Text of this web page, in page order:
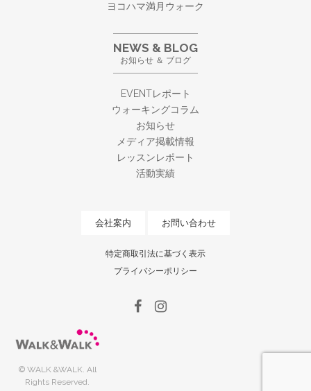
ヨコハマ満月ウォーク
NEWS & BLOG
お知らせ ＆ ブログ
EVENTレポート
ウォーキングコラム
お知らせ
メディア掲載情報
レッスンレポート
活動実績
会社案内 お問い合わせ
特定商取引法に基づく表示
プライバシーポリシー
© WALK &WALK. All
Rights Reserved.